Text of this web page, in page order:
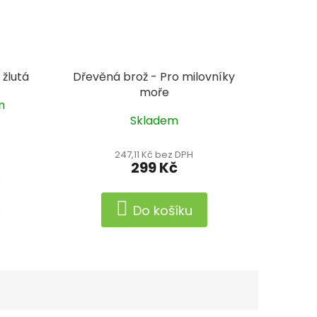
Dřevěná brož - Pro milovníky
moře
Skladem
247,11 Kč bez DPH
299 Kč
Do košíku